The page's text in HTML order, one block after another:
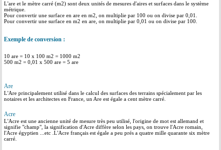
L'are et le mètre carré (m2) sont deux unités de mesures d'aires et surfaces dans le système
métrique.
Pour convertir une surface en are en m2, on multiplie par 100 ou on divise par 0,01.
Pour convertir une surface en m2 en are, on multiplie par 0,01 ou on divise par 100.
Exemple de conversion :
10 are = 10 x 100 m2 = 1000 m2
500 m2 = 0,01 x 500 are = 5 are
Are
L'Are principalement utilisé dans le calcul des surfaces des terrains spécialement par les
notaires et les architectes en France, un Are est égale a cent mètre carré.
Acre
L'Acre est une ancienne unité de mesure très peu utilisé, l'origine de mot est allemand et
signifie "champ", la signification d'Acre diffère selon les pays, on trouve l'Acre romain,
l'Acre égyptien ...etc .L'Acre français est égale a peu prés a quatre mille quarante six mètre
carré.